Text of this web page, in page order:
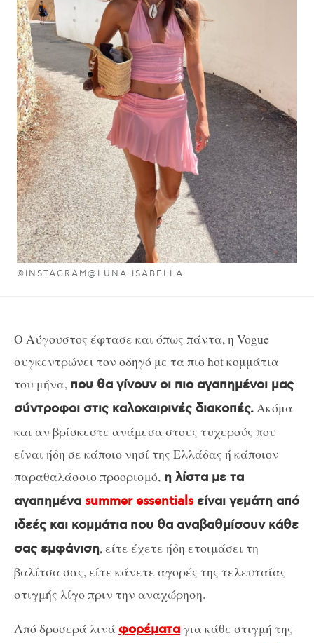
©INSTAGRAM@LUNA ISABELLA
Ο Αύγουστος έφτασε και όπως πάντα, η Vogue
συγκεντρώνει τον οδηγό με τα πιο hot κομμάτια
του μήνα, που θα γίνουν οι πιο αγαπημένοι μας
σύντροφοι στις καλοκαιρινές διακοπές. Ακόμα
και αν βρίσκεστε ανάμεσα στους τυχερούς που
είναι ήδη σε κάποιο νησί της Ελλάδας ή κάποιον
παραθαλάσσιο προορισμό, η λίστα με τα
αγαπημένα summer essentialsείναι γεμάτη από
ιδεές και κομμάτια που θα αναβαθμίσουν κάθε
σας εμφάνιση, είτε έχετε ήδη ετοιμάσει τη
βαλίτσα σας, είτε κάνετε αγορές της τελευταίας
στιγμής λίγο πριν την αναχώρηση.
Από δροσερά λινάφορέματαγια κάθε στιγμή της